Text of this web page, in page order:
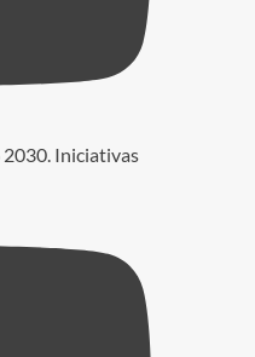
Iniciativas